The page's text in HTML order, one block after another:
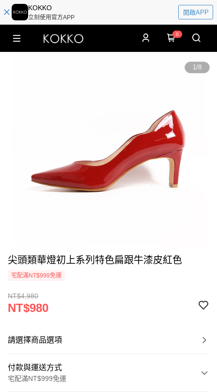
KOKKO
立刻使用官方APP
開啟APP
0
1/8
尖頭類華燈初上系列特色扁跟牛漆皮紅色
宅配滿NT$999免運
NT$4,980
NT$980
請選擇商品選項
付款與運送方式
宅配滿NT$999免運